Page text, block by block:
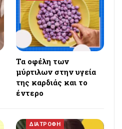
Τα οφέλη των
μύρτιλων στην υγεία
της καρδιάς και το
έντερο
ΔΙΑΤΡΟΦΗ